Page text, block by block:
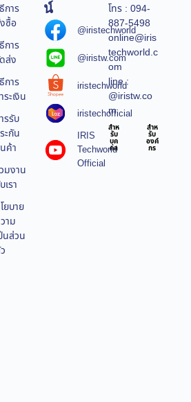
การ
ซื้อ
การ
ส่ง
การ
ระเงิน
รรับ
ะกัน
ค้า
มงาน
เรา
ยบาย
าม
นส่วน
น์
@iristechworld
@iristw.com
iristechworld
iristechofficial
IRIS
Techworld
Official
โทร : 094-
887-5498
online@iris
techworld.c
om
line :
@iristw.co
m
สำห
รับ
บุค
คล
สำห
รับ
องค์
กร